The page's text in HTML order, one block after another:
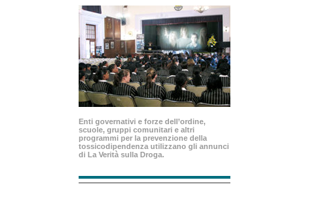
Enti governativi e forze dell’ordine,
scuole, gruppi comunitari e altri
programmi per la prevenzione della
tossicodipendenza utilizzano gli annunci
di La Verità sulla Droga.